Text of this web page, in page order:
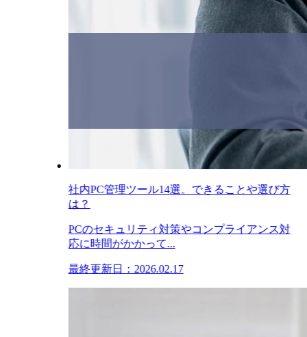
社内PC管理ツール14選。できることや選び方
は？
PCのセキュリティ対策やコンプライアンス対
応に時間がかかって...
最終更新日：2026.02.17